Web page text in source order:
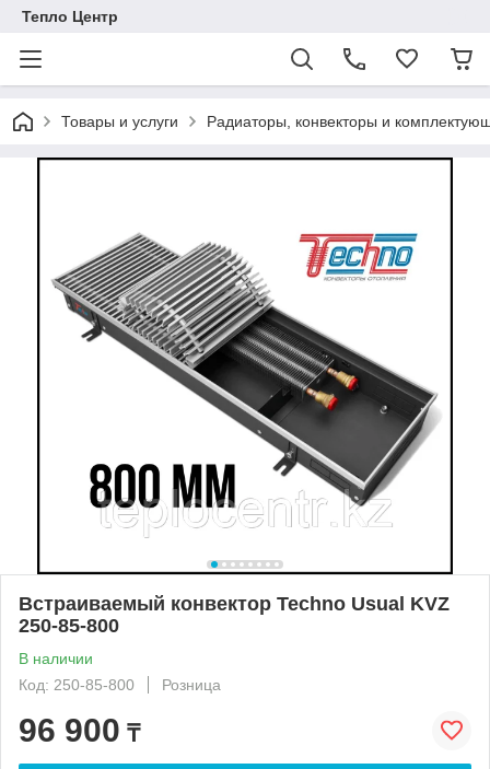
Тепло Центр
Товары и услуги Радиаторы, конвекторы и
Встраиваемый конвектор Techno Usual KVZ
250-85-800
В наличии
Код: 250-85-800
Розница
96 900 ₸